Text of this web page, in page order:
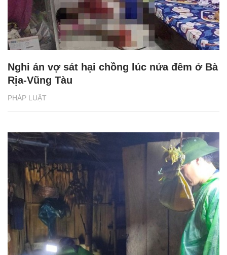
PHÁP LUẬT
Nghi án vợ sát hại chồng lúc nửa đêm ở Bà
Rịa-Vũng Tàu